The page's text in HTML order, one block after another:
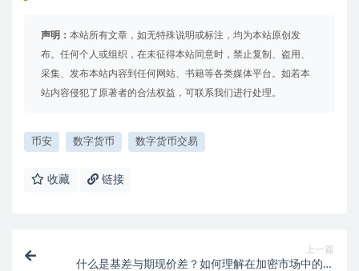
声明： 本站所有文章，如无特殊说明或标注，均为本站原创发
布。任何个人或组织，在未征得本站同意时，禁止复制、盗用、
采集、发布本站内容到任何网站、书籍等各类媒体平台。如若本
站内容侵犯了原著者的合法权益，可联系我们进行处理。
币安 数字货币 数字货币交易
收藏 链接
上一篇
什么是基差与期现价差？如何理解在加密市场中的作